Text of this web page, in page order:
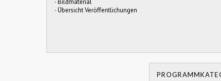
-Bildmaterial
-Übersicht Veröffentlichungen